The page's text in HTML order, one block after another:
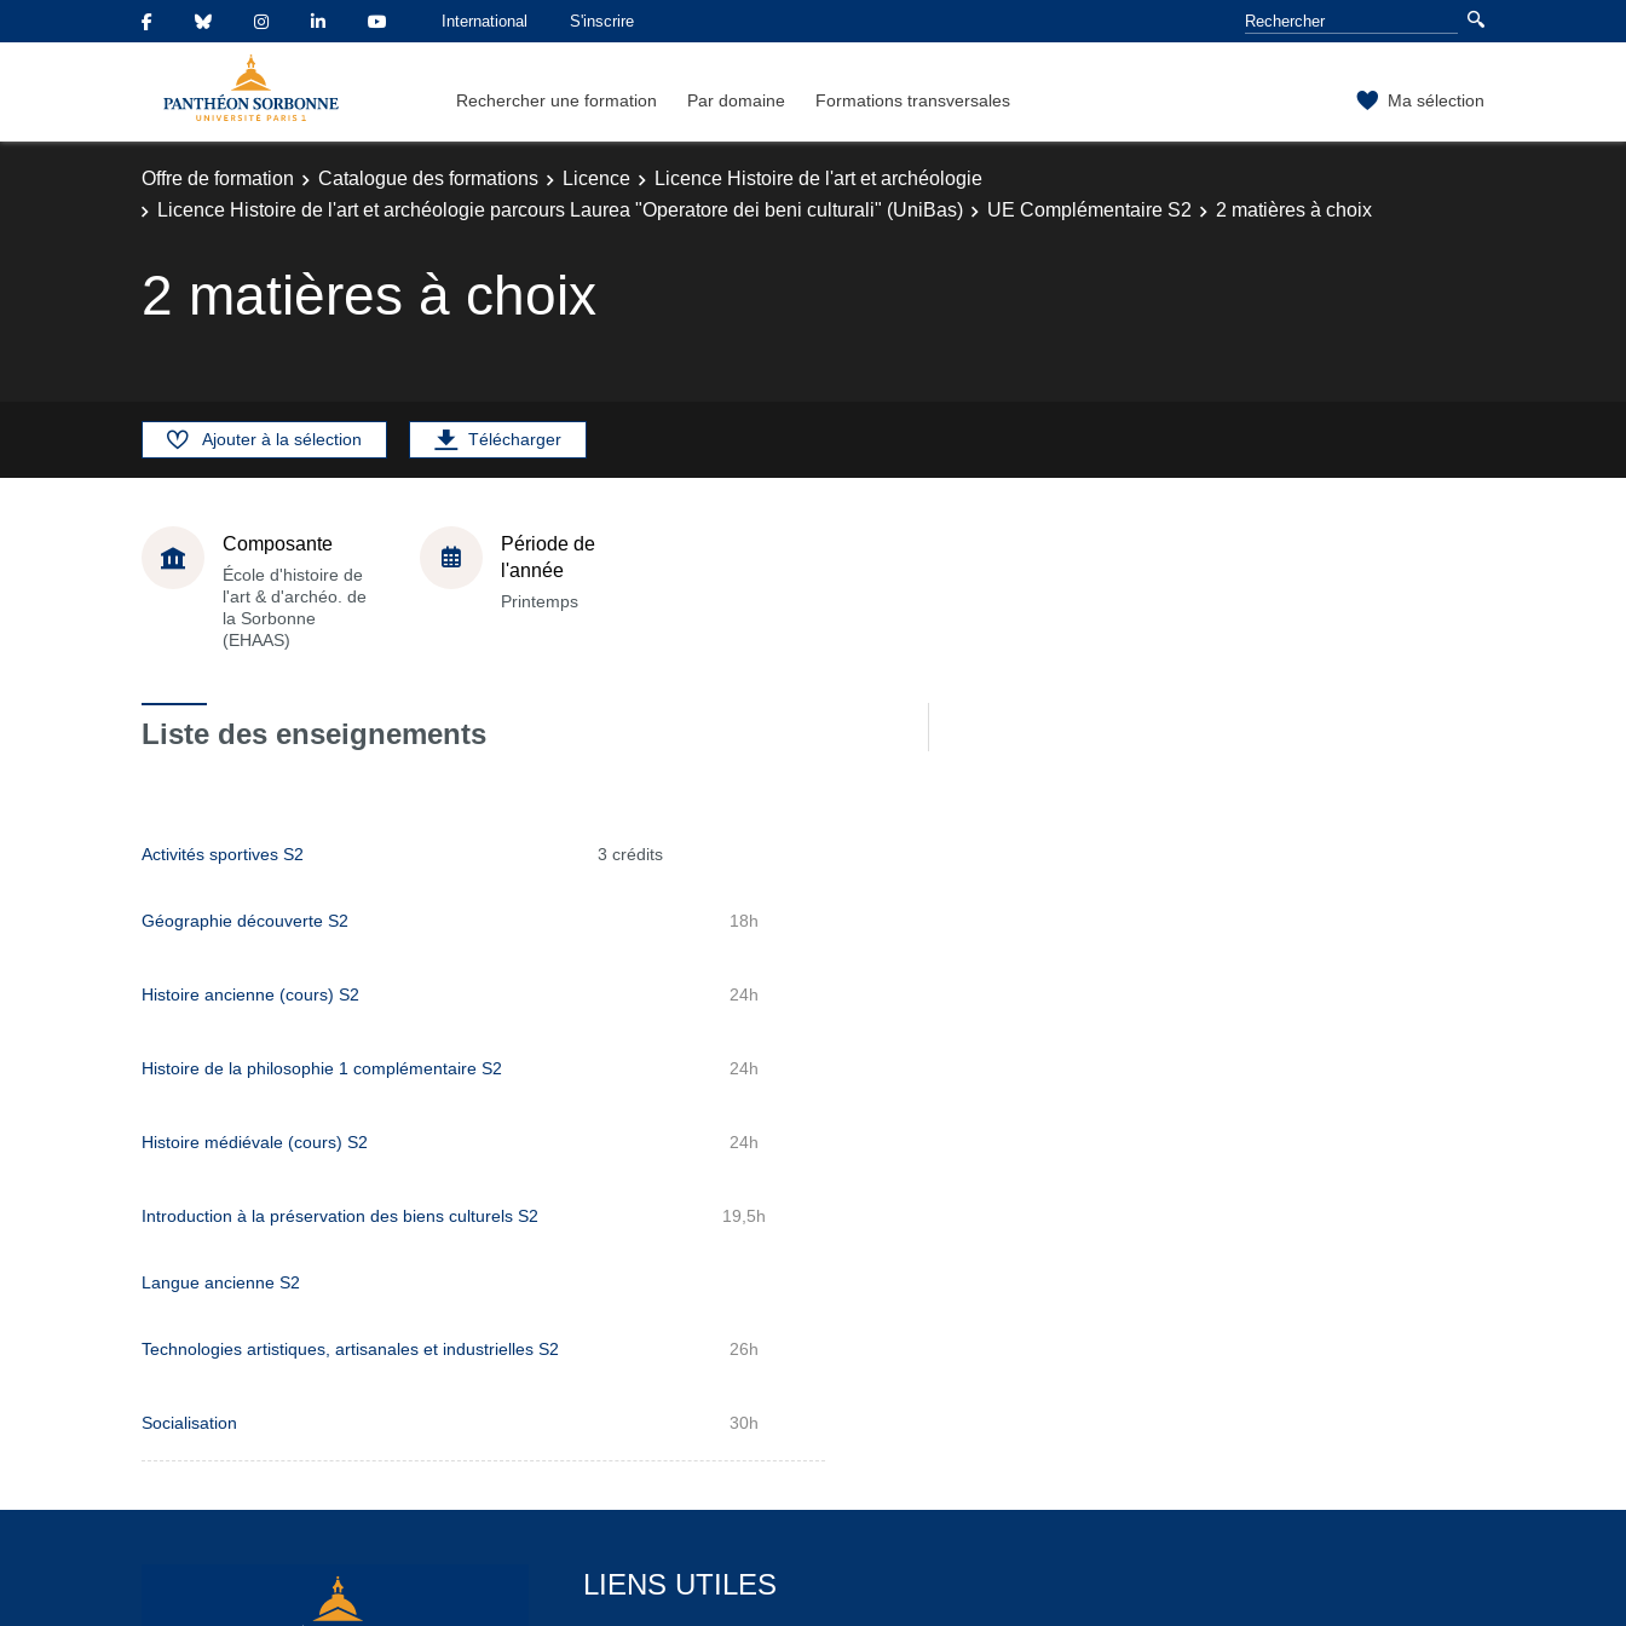
International S'inscrire
Rechercher une formation Par domaine Formations transversales Ma sélection
Offre de formation Catalogue des formations Licence
Licence Histoire de l'art et archéologie
Licence Histoire de l'art et archéologie parcours Laurea "Operatore dei beni culturali" (UniBas)
UE Complémentaire S2 2 matières à choix
2 matières à choix
Ajouter à la sélection Télécharger
Composante
École d'histoire de
l'art & d'archéo. de
la Sorbonne
(EHAAS)
Période de
l'année
Printemps
Liste des enseignements
Activités sportives S2 3 crédits
Géographie découverte S2 18h
Histoire ancienne (cours) S2 24h
Histoire de la philosophie 1 complémentaire S2 24h
Histoire médiévale (cours) S2 24h
Introduction à la préservation des biens culturels S2 19,5h
Langue ancienne S2
Technologies artistiques, artisanales et industrielles S2 26h
Socialisation 30h
LIENS UTILES